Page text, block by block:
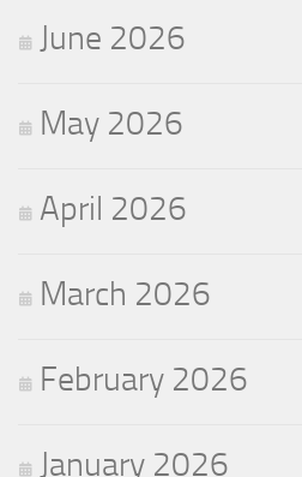
June 2026
May 2026
April 2026
March 2026
February 2026
January 2026